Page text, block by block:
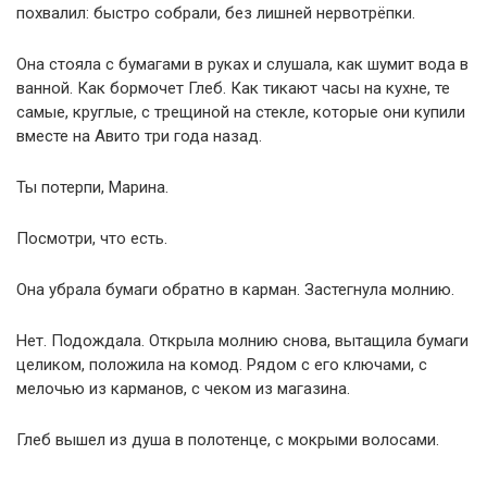
похвалил: быстро собрали, без лишней нервотрёпки.
Она стояла с бумагами в руках и слушала, как шумит вода в
ванной. Как бормочет Глеб. Как тикают часы на кухне, те
самые, круглые, с трещиной на стекле, которые они купили
вместе на Авито три года назад.
Ты потерпи, Марина.
Посмотри, что есть.
Она убрала бумаги обратно в карман. Застегнула молнию.
Нет. Подождала. Открыла молнию снова, вытащила бумаги
целиком, положила на комод. Рядом с его ключами, с
мелочью из карманов, с чеком из магазина.
Глеб вышел из душа в полотенце, с мокрыми волосами.